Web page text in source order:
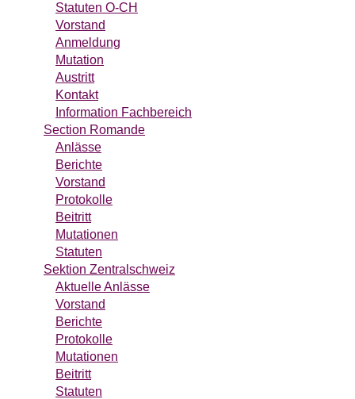
Statuten O-CH
Vorstand
Anmeldung
Mutation
Austritt
Kontakt
Information Fachbereich
Section Romande
Anlässe
Berichte
Vorstand
Protokolle
Beitritt
Mutationen
Statuten
Sektion Zentralschweiz
Aktuelle Anlässe
Vorstand
Berichte
Protokolle
Mutationen
Beitritt
Statuten